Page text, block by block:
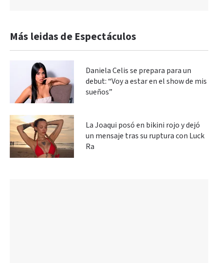
Más leidas de Espectáculos
Daniela Celis se prepara para un
debut: “Voy a estar en el show de mis
sueños”
La Joaqui posó en bikini rojo y dejó
un mensaje tras su ruptura con Luck
Ra